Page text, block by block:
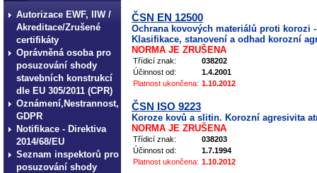
Autorizace EWF, IIW /
Akreditace/Zrušené
certifikáty
Oprávněná osoba pro
posuzování shody
stavebních konstrukcí
dle EU 305/2011 (CPR)
Oznámení,Nestrannost,
GDPR
Notifikace - Direktiva
2014/68/EU
Seznam inspektorů pro
posuzování shody
ČSN EN 12500
Ochrana kovových materiálů proti korozi
Klasifikace, stanovení a odhad korozní
NORMA JE ZRUŠENA
Třídicí znak:
038202
Účinnost od:
1.4.2001
Platnost ukončena: 1.10.2012
ČSN ISO 9223
Koroze kovů a slitin. Korozní agresivita
NORMA JE ZRUŠENA
Třídicí znak:
038203
Účinnost od:
1.7.1994
Platnost ukončena: 1.10.2012